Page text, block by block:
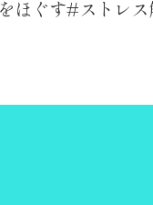
ほぐす ストレ